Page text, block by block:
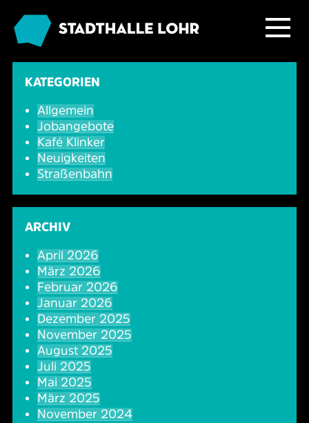
Programm
Übersicht
Ballett & Tanz
Familie
Konzerte
Oper & Operette
Party
Theater & Musical
Service
Neuigkeiten
Tickets
Hotels & Übernachtung
Essen & Trinken
Barrierefreiheit
Über Lohr a.Main
Das Haus
Großer Saal
Seminarbereich
Technik
Downloads
Geschichte
Kafé Klinker
KATEGORIEN
Allgemein
Jobangebote
Kafé Klinker
Neuigkeiten
Straßenbahn
ARCHIV
April 2026
März 2026
Februar 2026
Januar 2026
Dezember 2025
November 2025
August 2025
Juli 2025
Mai 2025
März 2025
November 2024